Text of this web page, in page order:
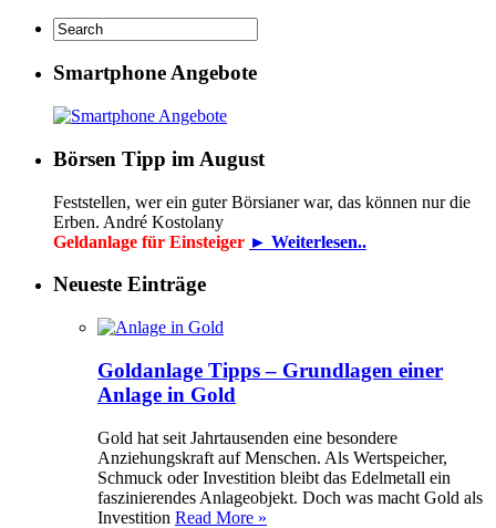
Smartphone Angebote
Börsen Tipp im August
Feststellen, wer ein guter Börsianer war, das können nur die
Erben. André Kostolany
Geldanlage für Einsteiger ► Weiterlesen..
Neueste Einträge
Goldanlage Tipps – Grundlagen einer
Anlage in Gold
Gold hat seit Jahrtausenden eine besondere
Anziehungskraft auf Menschen. Als Wertspeicher,
Schmuck oder Investition bleibt das Edelmetall ein
faszinierendes Anlageobjekt. Doch was macht Gold als
Investition Read More »